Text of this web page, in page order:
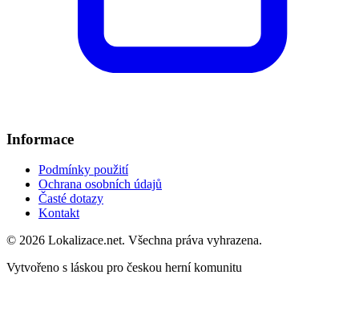
Informace
Podmínky použití
Ochrana osobních údajů
Časté dotazy
Kontakt
© 2026 Lokalizace.net. Všechna práva vyhrazena.
Vytvořeno s láskou pro českou herní komunitu